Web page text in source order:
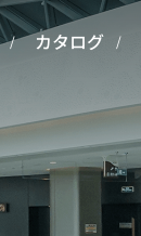
カタログ